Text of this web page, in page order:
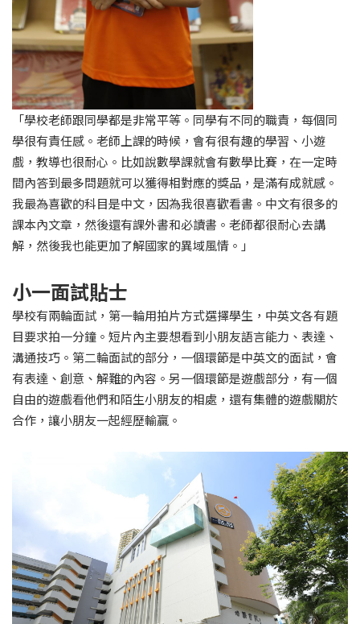
「學校老師跟同學都是非常平等。同學有不同的職責，每個同
學很有責任感。老師上課的時候，會有很有趣的學習、小遊
戲，教導也很耐心。比如說數學課就會有數學比賽，在一定時
間內答到最多問題就可以獲得相對應的獎品，是滿有成就感。
我最為喜歡的科目是中文，因為我很喜歡看書。中文有很多的
課本內文章，然後還有課外書和必讀書。老師都很耐心去講
解，然後我也能更加了解國家的異域風情。」
小一面試貼士
學校有兩輪面試，第一輪用拍片方式選擇學生，中英文各有題
目要求拍一分鐘。短片內主要想看到小朋友語言能力、表達、
溝通技巧。第二輪面試的部分，一個環節是中英文的面試，會
有表達、創意、解難的內容。另一個環節是遊戲部分，有一個
自由的遊戲看他們和陌生小朋友的相處，還有集體的遊戲關於
合作，讓小朋友一起經歷輸贏。